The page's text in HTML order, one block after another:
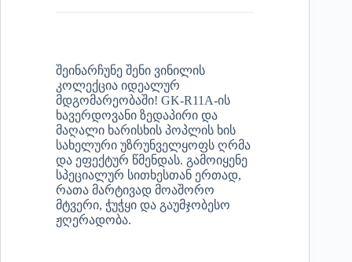
შეინარჩუნე შენი ვინილის
კოლექცია იდეალურ
მდგომარეობაში! GK-R11A-ის
ხავერდოვანი ზედაპირი და
მაღალი ხარისხის პოპლის ხის
სახელური უზრუნველყოფს ღრმა
და ეფექტურ წმენდას. გამოიყენე
სპეციალურ სითხესთან ერთად,
რათა მარტივად მოაშორო
მტვერი, ჭუჭყი და გაუმჯობესო
ჟღერადობა.